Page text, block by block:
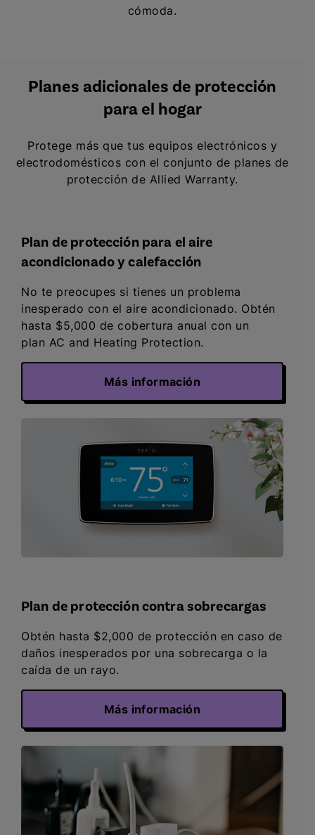
cómoda.
Planes adicionales de protección
para el hogar
Protege más que tus equipos electrónicos y
electrodomésticos con el conjunto de planes de
protección de Allied Warranty.
Plan de protección para el aire
acondicionado y calefacción
No te preocupes si tienes un problema
inesperado con el aire acondicionado. Obtén
hasta $5,000 de cobertura anual con un
plan AC and Heating Protection.
Más información
Plan de protección contra sobrecargas
Obtén hasta $2,000 de protección en caso de
daños inesperados por una sobrecarga o la
caída de un rayo.
Más información